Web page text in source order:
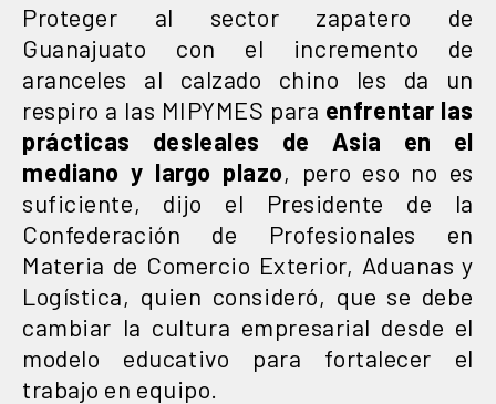
Proteger al sector zapatero de
Guanajuato con el incremento de
aranceles al calzado chino les da un
respiro a las MIPYMES para enfrentar las
prácticas desleales de Asia en el
mediano y largo plazo, pero eso no es
suficiente, dijo el Presidente de la
Confederación de Profesionales en
Materia de Comercio Exterior, Aduanas y
Logística, quien consideró, que se debe
cambiar la cultura empresarial desde el
modelo educativo para fortalecer el
trabajo en equipo.